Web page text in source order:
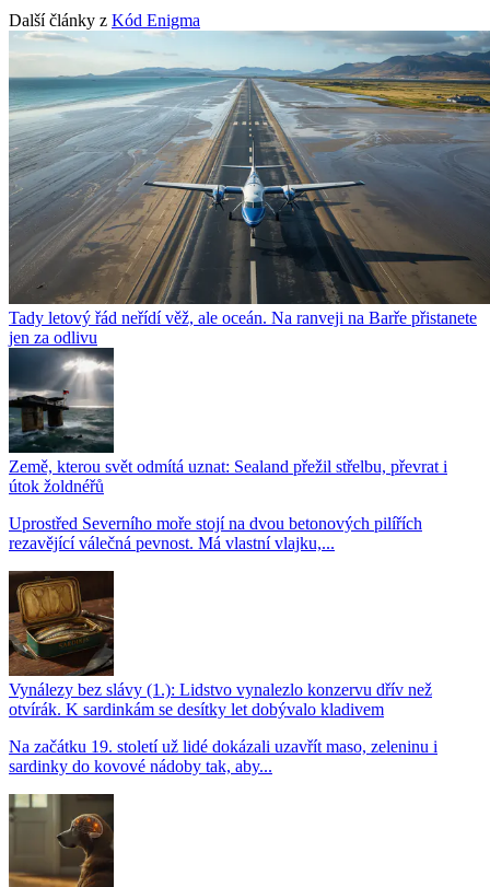
Další články z Kód Enigma
Tady letový řád neřídí věž, ale oceán. Na ranveji na Barře přistanete
jen za odlivu
Země, kterou svět odmítá uznat: Sealand přežil střelbu, převrat i
útok žoldnéřů
Uprostřed Severního moře stojí na dvou betonových pilířích
rezavějící válečná pevnost. Má vlastní vlajku,...
Vynálezy bez slávy (1.): Lidstvo vynalezlo konzervu dřív než
otvírák. K sardinkám se desítky let dobývalo kladivem
Na začátku 19. století už lidé dokázali uzavřít maso, zeleninu i
sardinky do kovové nádoby tak, aby...